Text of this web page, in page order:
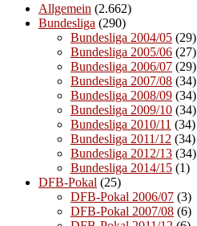
Allgemein (2.662)
Bundesliga (290)
Bundesliga 2004/05 (29)
Bundesliga 2005/06 (27)
Bundesliga 2006/07 (29)
Bundesliga 2007/08 (34)
Bundesliga 2008/09 (34)
Bundesliga 2009/10 (34)
Bundesliga 2010/11 (34)
Bundesliga 2011/12 (34)
Bundesliga 2012/13 (34)
Bundesliga 2014/15 (1)
DFB-Pokal (25)
DFB-Pokal 2006/07 (3)
DFB-Pokal 2007/08 (6)